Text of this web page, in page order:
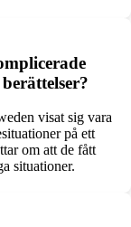
visat sig vara
på ett
om att de fått
situationer.